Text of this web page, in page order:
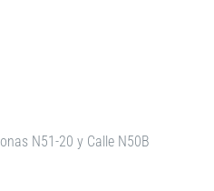
N51-20 y Calle N50B